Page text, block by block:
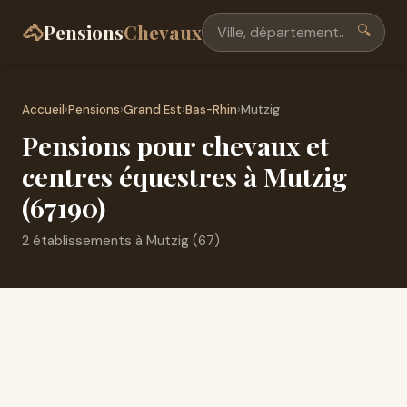
🐴PensionsChevaux 🔍
Accueil›Pensions›Grand Est›Bas-Rhin›Mutzig
Pensions pour chevaux et
centres équestres à Mutzig
(67190)
2 établissements à Mutzig (67)